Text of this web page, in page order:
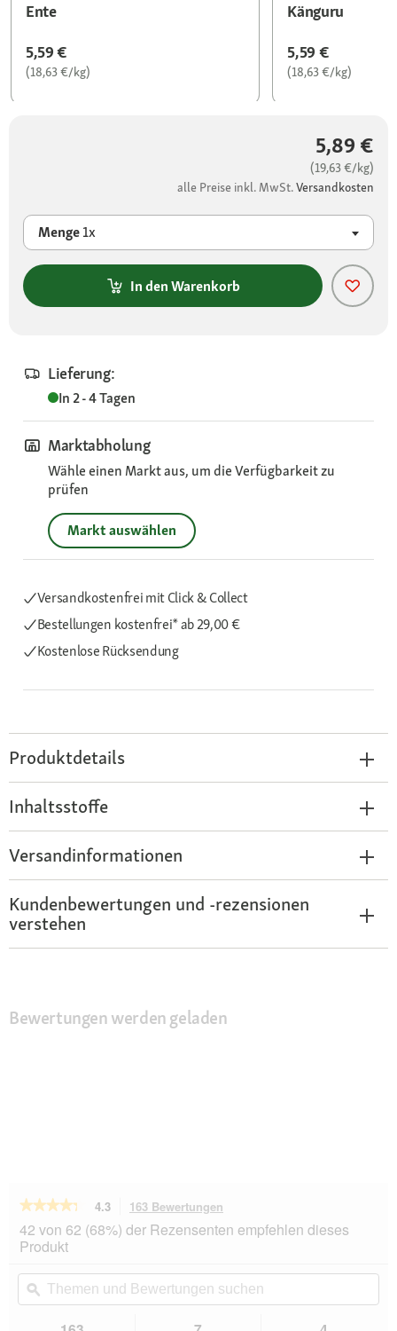
Ente
5,59 €
(18,63 €/kg)
Känguru
5,59 €
(18,63 €/kg)
5,89 €
(19,63 €/kg)
alle Preise inkl. MwSt.Versandkosten
Menge1x
In den Warenkorb
Lieferung:
In 2 - 4 Tagen
Marktabholung
Wähle einen Markt aus, um die Verfügbarkeit zu
prüfen
Markt auswählen
Versandkostenfrei mit Click & Collect
Bestellungen kostenfrei*ab 29,00 €
Kostenlose Rücksendung
Produktdetails
Inhaltsstoffe
Versandinformationen
Kundenbewertungen und -rezensionen
verstehen
Bewertungen werden geladen
★★★★★
★★★★★
von
5
lesen
für
4.3 163 Bewertungen
dieser
Aktion
du
zu
den
42 von 62 (68%) der Rezensenten empfehlen dieses
Produkt
Themen
und
Bewertungen
ϙ